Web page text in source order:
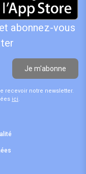
abonnez-vous
Je m'abonne
recevoir notre newsletter.
ici.